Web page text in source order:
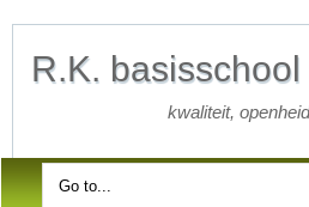
R.K.
kwaliteit,